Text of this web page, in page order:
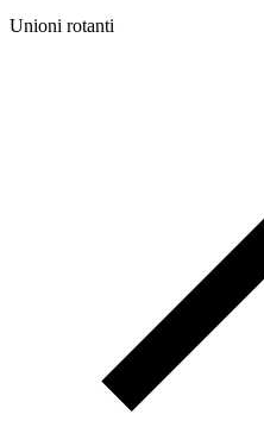
Unioni rotanti